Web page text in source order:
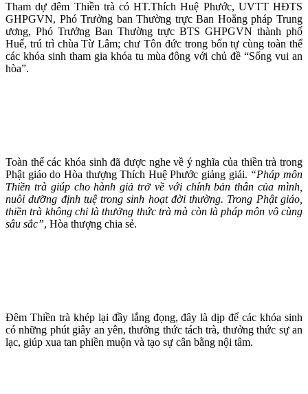
Tham dự đêm Thiền trà có HT.Thích Huệ Phước, UVTT HĐTS
GHPGVN, Phó Trưởng ban Thường trực Ban Hoằng pháp Trung
ương, Phó Trưởng Ban Thường trực BTS GHPGVN thành phố
Huế, trú trì chùa Từ Lâm; chư Tôn đức trong bổn tự cùng toàn thể
các khóa sinh tham gia khóa tu mùa đông với chủ đề “Sống vui an
hòa”.
Toàn thể các khóa sinh đã được nghe về ý nghĩa của thiền trà trong
Phật giáo do Hòa thượng Thích Huệ Phước giảng giải. “Pháp môn
Thiền trà giúp cho hành giả trở về với chính bản thân của mình,
nuôi dưỡng định tuệ trong sinh hoạt đời thường. Trong Phật giáo,
thiền trà không chỉ là thưởng thức trà mà còn là pháp môn vô cùng
sâu sắc”, Hòa thượng chia sẻ.
Đêm Thiền trà khép lại đầy lắng đọng, đây là dịp để các khóa sinh
có những phút giây an yên, thưởng thức tách trà, thưởng thức sự an
lạc, giúp xua tan phiền muộn và tạo sự cân bằng nội tâm.